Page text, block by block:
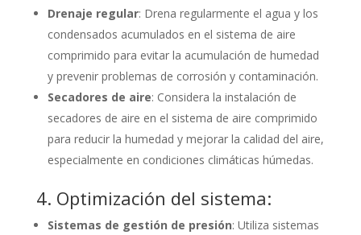
Drenaje regular: Drena regularmente el agua y los
condensados acumulados en el sistema de aire
comprimido para evitar la acumulación de humedad
y prevenir problemas de corrosión y contaminación.
Secadores de aire: Considera la instalación de
secadores de aire en el sistema de aire comprimido
para reducir la humedad y mejorar la calidad del aire,
especialmente en condiciones climáticas húmedas.
4. Optimización del sistema:
Sistemas de gestión de presión: Utiliza sistemas